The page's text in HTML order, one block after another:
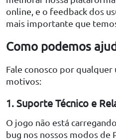
online, e o feedback dos
mais importante que
Como podemos
Fale conosco por qualquer
motivos:
1. Suporte Técnico e
O jogo não está
bug nos nossos modos de